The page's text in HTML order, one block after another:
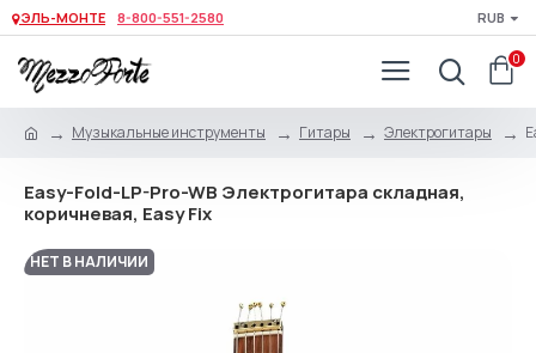
ЭЛЬ-МОНТЕ 8-800-551-2580 RUB
0
Музыкальные инструменты Гитары Электрогитары
Easy-Fold-LP-Pro-WB Электрогитара складная,
коричневая, Easy Fix
НЕТ В НАЛИЧИИ